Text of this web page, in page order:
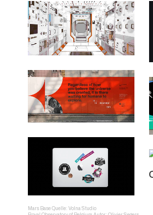
Mars Base Quelle: Volna Studio